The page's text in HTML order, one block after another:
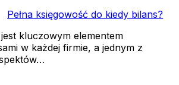
Pełna księgowość do kiedy bilans?
kluczowym elementem
w każdej firmie, a jednym z